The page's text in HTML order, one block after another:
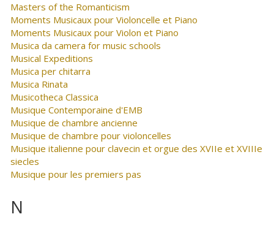
Masters of the Romanticism
Moments Musicaux pour Violoncelle et Piano
Moments Musicaux pour Violon et Piano
Musica da camera for music schools
Musical Expeditions
Musica per chitarra
Musica Rinata
Musicotheca Classica
Musique Contemporaine d'EMB
Musique de chambre ancienne
Musique de chambre pour violoncelles
Musique italienne pour clavecin et orgue des XVIIe et XVIIIe
siecles
Musique pour les premiers pas
N